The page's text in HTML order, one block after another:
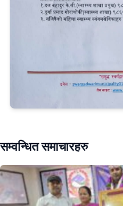
सम्वन्धित समाचारहरु